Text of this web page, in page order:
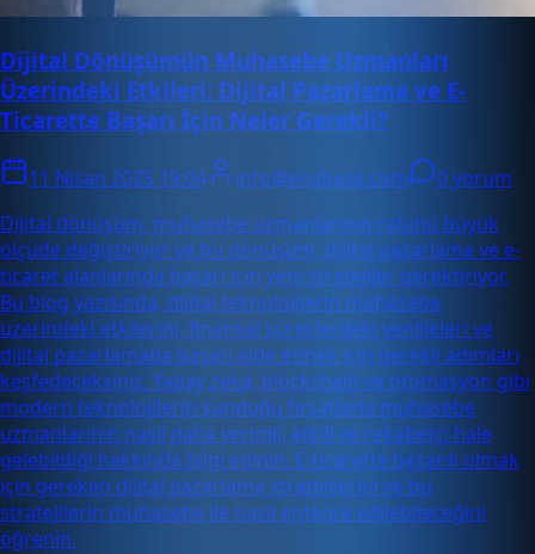
Dijital Dönüşümün Muhasebe Uzmanları
Üzerindeki Etkileri: Dijital Pazarlama ve E-
Ticarette Başarı İçin Neler Gerekli?
11 Nisan 2025 19:04 info@enabase.com
0 yorum
Dijital dönüşüm, muhasebe uzmanlarının rolünü büyük
ölçüde değiştiriyor ve bu dönüşüm, dijital pazarlama ve e-
ticaret alanlarında başarı için yeni stratejiler gerektiriyor.
Bu blog yazısında, dijital teknolojilerin muhasebe
üzerindeki etkilerini, finansal süreçlerdeki yenilikleri ve
dijital pazarlamada başarı elde etmek için gerekli adımları
keşfedeceksiniz. Yapay zeka, blockchain ve otomasyon gibi
modern teknolojilerin sunduğu fırsatlarla muhasebe
uzmanlarının nasıl daha verimli, etkili ve rekabetçi hale
gelebildiği hakkında bilgi edinin. E-ticarette başarılı olmak
için gereken dijital pazarlama stratejilerini ve bu
stratejilerin muhasebe ile nasıl entegre edilebileceğini
öğrenin.